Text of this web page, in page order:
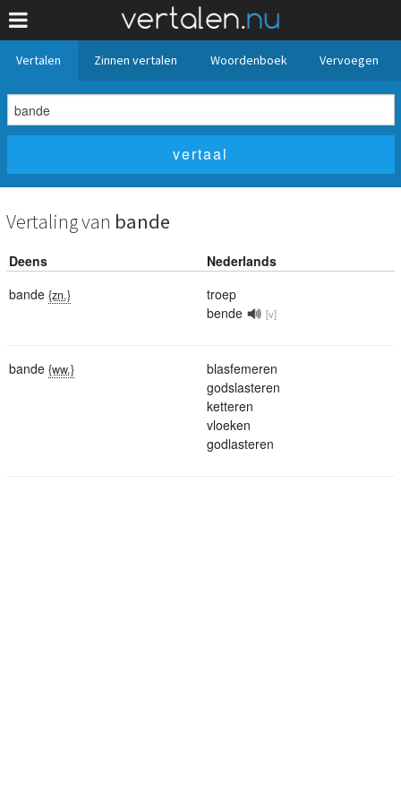
Vertalen Zinnen vertalen Woordenboek Vervoegen
Vertaling van bande
Deens
Nederlands
bande {zn.}
troep
bende
[v]
bande {ww.}
blasfemeren
godslasteren
ketteren
vloeken
godlasteren